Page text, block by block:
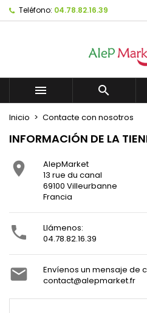
Teléfono: 04.78.82.16.39
 
Inicio Contacte con nosotros
INFORMACIÓN DE LA

AlepMarket
13 rue du canal
69100 Villeurbanne
Francia

Llámenos:
04.78.82.16.39

Envíenos un mensaje de
contact@alepmarket.fr
Mes listes
Créer une nouvelle liste
((modalTitle))
((confirmMessage))
((cancelText))
Crear lista de
Nombre de la lista de deseos
Cancelar
Iniciar sesión
Debe iniciar sesión para